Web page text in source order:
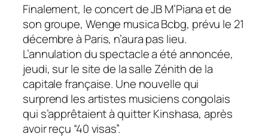
Finalement, le concert de JB M’Piana et de
son groupe, Wenge musica Bcbg, prévu le 21
décembre à Paris, n’aura pas lieu.
L’annulation du spectacle a été annoncée,
jeudi, sur le site de la salle Zénith de la
capitale française. Une nouvelle qui
surprend les artistes musiciens congolais
qui s’apprêtaient à quitter Kinshasa, après
avoir reçu “40 visas”.